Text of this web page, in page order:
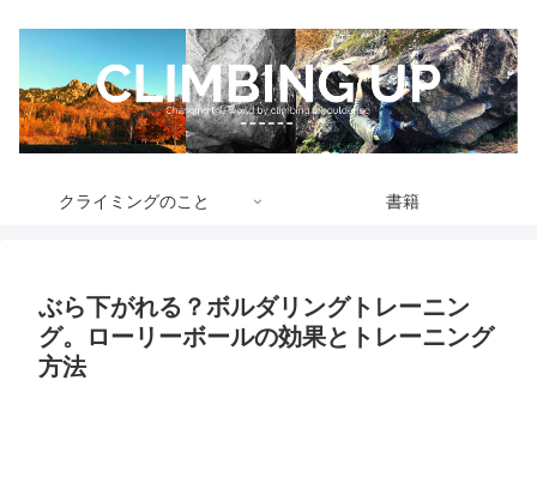
クライミングのこと 書籍
ぶら下がれる？ボルダリングトレーニン
グ。ローリーボールの効果とトレーニング
方法